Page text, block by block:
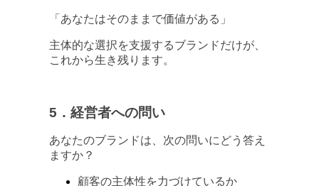
「あなたはそのままで価値がある」
主体的な選択を支援するブランドだけが、
これから生き残ります。
5．経営者への問い
あなたのブランドは、次の問いにどう答え
ますか？
顧客の主体性を力づけているか